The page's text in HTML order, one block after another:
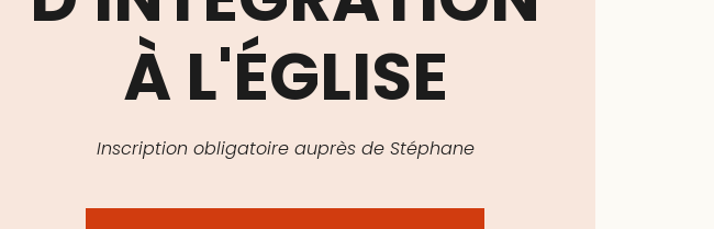
À L'ÉGLISE
Inscription obligatoire auprès de Stéphane